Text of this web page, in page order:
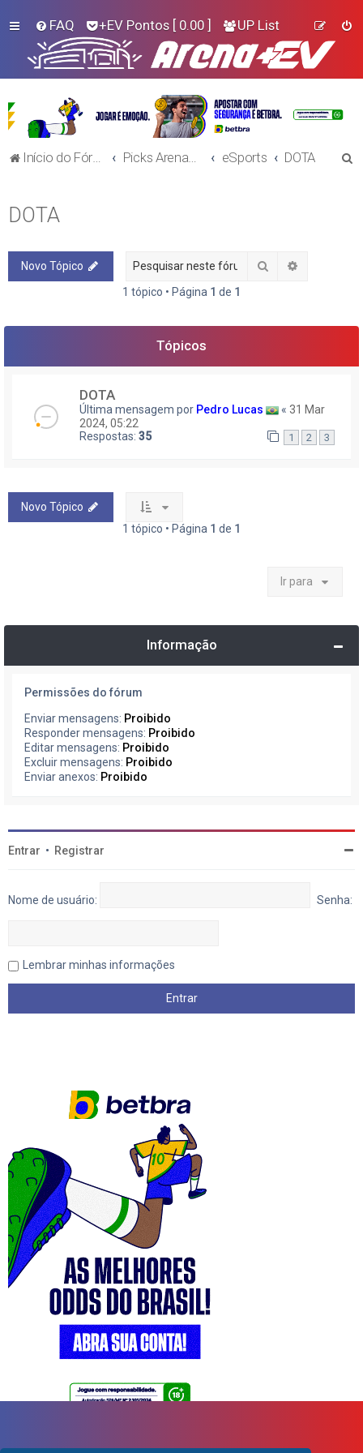
FAQ +EV Pontos [ 0.00 ] UP List
Início do Fórum! eSports DOTA
DOTA
Novo Tópico Pesquisar
1 tópico • Página 1 de 1
Tópicos
DOTA
Última mensagem por Pedro Lucas « 31 Mar
2024, 05:22
Respostas: 35 1 2 3
Novo Tópico
1 tópico • Página 1 de 1
Ir para
Informação
Permissões do fórum
Enviar mensagens: Proibido
Responder mensagens: Proibido
Editar mensagens: Proibido
Excluir mensagens: Proibido
Enviar anexos: Proibido
Entrar • Registrar
Nome de usuário: Senha:
Lembrar minhas informações